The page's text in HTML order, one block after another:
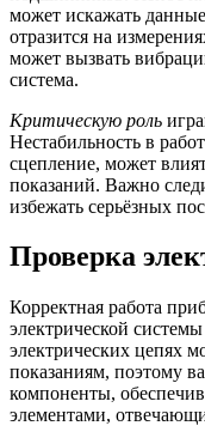
может искажать
отразится на
может вызвать
система.
Критическую роль
Нестабильность в
сцепление, может
показаний. Важно
избежать серьёзных
Проверка
Корректная работа
электрической
электрических цепях
показаниям, поэтому
компоненты,
элементами,